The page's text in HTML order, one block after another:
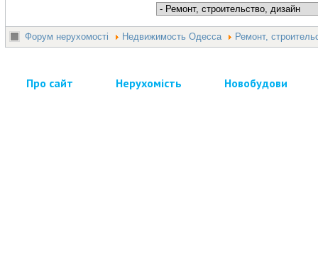
Форум нерухомості Недвижимость Одесса Ремонт,
Про сайт Нерухомість Новобудови